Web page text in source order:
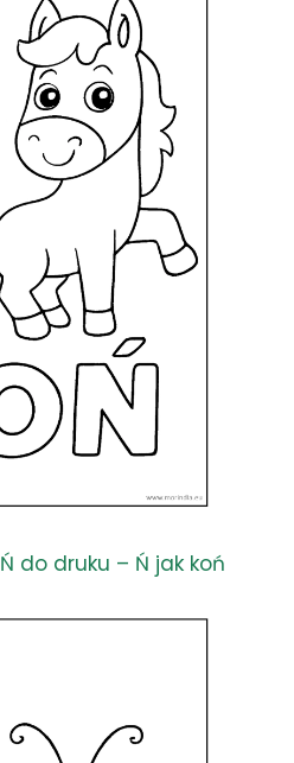
do druku – Ń jak koń